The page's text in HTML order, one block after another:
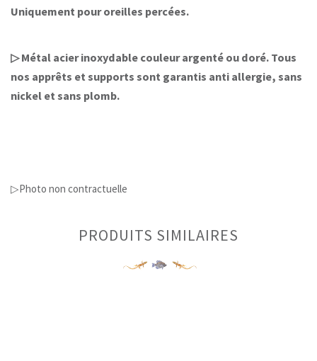
Uniquement pour oreilles percées.
▷ Métal acier inoxydable couleur argenté ou doré. Tous
nos apprêts et supports sont garantis anti allergie, sans
nickel et sans plomb.
▷Photo non contractuelle
PRODUITS SIMILAIRES